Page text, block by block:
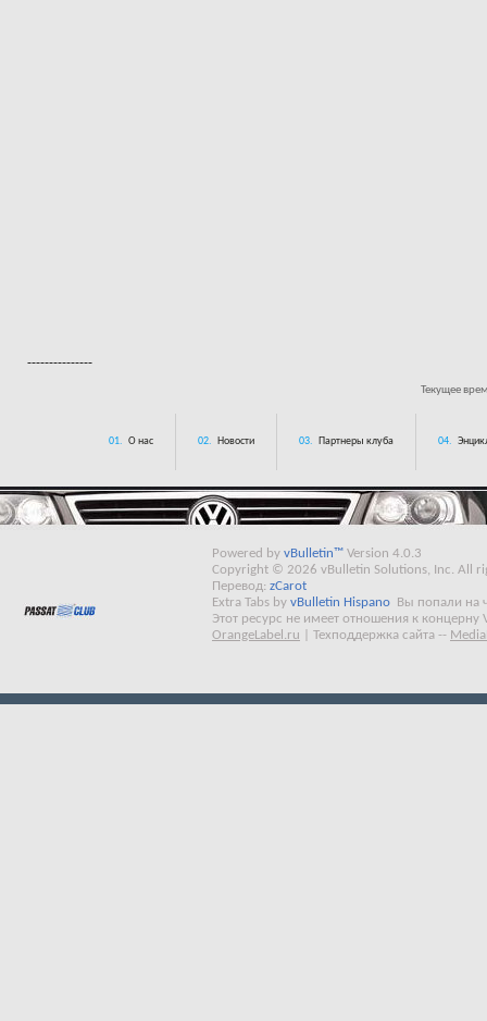
---------------
Текущее
01. О нас 02. Новости 03. Партнеры клуба 04.
Powered by vBulletin™ Version 4.0.3
Copyright © 2026 vBulletin Solutions, Inc. All
Перевод: zCarot
Extra Tabs by vBulletin Hispano
Вы попали на
Этот ресурс не имеет отношения к концерну
OrangeLabel.ru
Техподдержка сайта --